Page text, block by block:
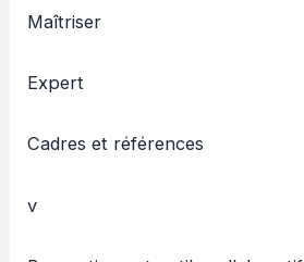
Maîtriser
Expert
Cadres et références
v